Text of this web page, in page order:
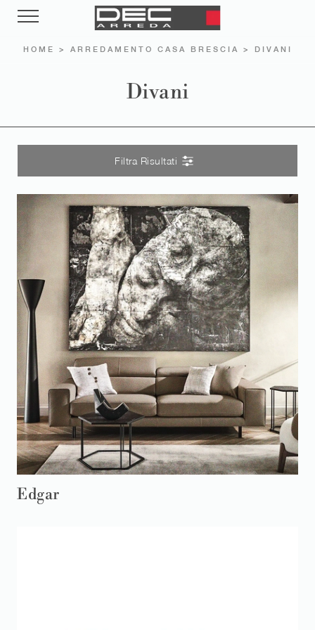
HOME > ARREDAMENTO CASA BRESCIA > DIVANI
Divani
Filtra Risultati
Edgar